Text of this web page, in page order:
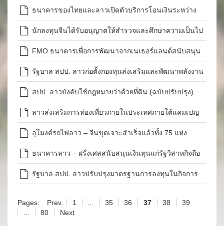
ร้อยละ 4.63
ธนาคารของไทยและลาวเปิดตัวบริการโอนเงินระหว่าง
ประเทศ
นักลงทุนจีนได้รับอนุญาตให้สำรวจและศึกษาความเป็นไป
ได้ในการขุดค้นแร่ทองคำที่แขวงไซสมบูน
FMO ธนาคารเพื่อการพัฒนาจากเนเธอร์แลนด์สนับสนุน
เงินลงทุนด้านป่าไม้ใน สปป. ลาว
รัฐบาล สปป. ลาวก่อตั้งกองทุนส่งเสริมและพัฒนาพลังงาน
ทดแทน
สปป. ลาวบังคับใช้กฎหมายว่าด้วยที่ดิน (ฉบับปรับปรุง)
ลาวส่งเสริมการท่องเที่ยวภายในประเทศภายใต้แคมเปญ
“ลาวเที่ยวลาว”
อุโมงค์รถไฟลาว – จีนขุดเจาะสำเร็จแล้วทั้ง 75 แห่ง
ธนาคารลาว – ฝรั่งเศสสนับสนุนเงินทุนแก่รัฐวิสาหกิจถือ
หุ้นลาวในการพัฒนาด้านพลังงาน
รัฐบาล สปป. ลาวปรับปรุงมาตรฐานการลงทุนในกิจการ
Pages:
Prev. 1 35 36 37 38
39
80 Next